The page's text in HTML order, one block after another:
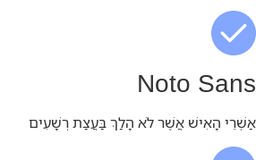
Noto Sans
אַשְׁרֵי הָאִישׁ אֲשֶׁר לֹא הָלַךְ בַּעֲצַת רְשָׁעִים